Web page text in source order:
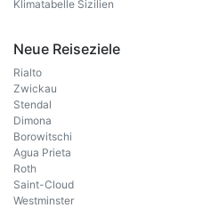
Klimatabelle Sizilien
Neue Reiseziele
Rialto
Zwickau
Stendal
Dimona
Borowitschi
Agua Prieta
Roth
Saint-Cloud
Westminster